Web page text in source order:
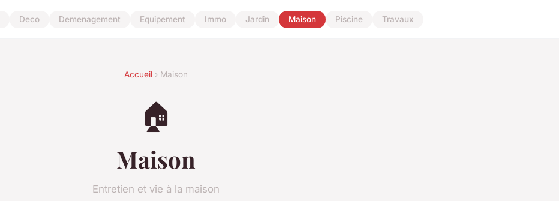
Deco Demenagement Equipement Immo Jardin Maison Piscine Travaux
Accueil › Maison
🏠
Maison
Entretien et vie à la maison